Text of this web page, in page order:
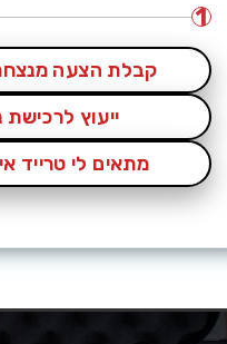
1
קבלת הצעה
ייעוץ
מתאים לי טרייד